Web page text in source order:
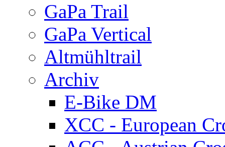
GaPa Trail
GaPa Vertical
Altmühltrail
Archiv
E-Bike DM
XCC - European